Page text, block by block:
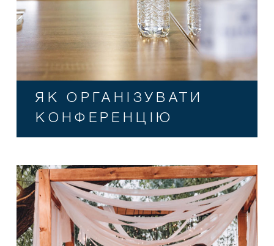
ЯК ОРГАНІЗУВАТИ
КОНФЕРЕНЦІЮ